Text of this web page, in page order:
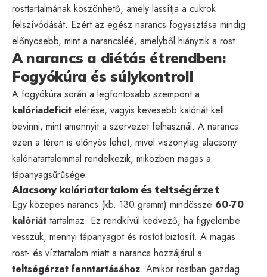
rosttartalmának köszönhető, amely lassítja a cukrok
felszívódását. Ezért az egész narancs fogyasztása mindig
előnyösebb, mint a narancsléé, amelyből hiányzik a rost.
A narancs a diétás étrendben:
Fogyókúra és súlykontroll
A fogyókúra során a legfontosabb szempont a
kalóriadeficit elérése, vagyis kevesebb kalóriát kell
bevinni, mint amennyit a szervezet felhasznál. A narancs
ezen a téren is előnyös lehet, mivel viszonylag alacsony
kalóriatartalommal rendelkezik, miközben magas a
tápanyagsűrűsége.
Alacsony kalóriatartalom és teltségérzet
Egy közepes narancs (kb. 130 gramm) mindössze 60-70
kalóriát tartalmaz. Ez rendkívül kedvező, ha figyelembe
vesszük, mennyi tápanyagot és rostot biztosít. A magas
rost- és víztartalom miatt a narancs hozzájárul a
teltségérzet fenntartásához. Amikor rostban gazdag